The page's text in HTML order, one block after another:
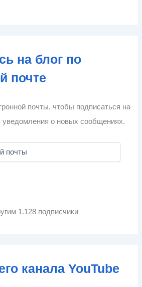
на блог по
почте
почты, чтобы подписаться на
уведомления о новых сообщениях.
1.128 подписчики
канала YouTube